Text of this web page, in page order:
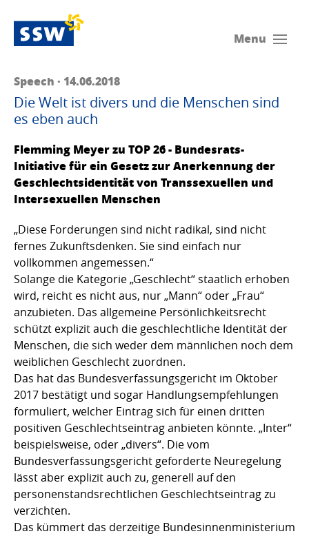
Menu
Speech · 14.06.2018
Die Welt ist divers und die Menschen sind
es eben auch
Flemming Meyer zu TOP 26 - Bundesrats-
Initiative für ein Gesetz zur Anerkennung der
Geschlechtsidentität von Transsexuellen und
Intersexuellen Menschen
„Diese Forderungen sind nicht radikal, sind nicht
fernes Zukunftsdenken. Sie sind einfach nur
vollkommen angemessen.“
Solange die Kategorie „Geschlecht“ staatlich erhoben
wird, reicht es nicht aus, nur „Mann“ oder „Frau“
anzubieten. Das allgemeine Persönlichkeitsrecht
schützt explizit auch die geschlechtliche Identität der
Menschen, die sich weder dem männlichen noch dem
weiblichen Geschlecht zuordnen.
Das hat das Bundesverfassungsgericht im Oktober
2017 bestätigt und sogar Handlungsempfehlungen
formuliert, welcher Eintrag sich für einen dritten
positiven Geschlechtseintrag anbieten könnte. „Inter“
beispielsweise, oder „divers“. Die vom
Bundesverfassungsgericht geforderte Neuregelung
lässt aber explizit auch zu, generell auf den
personenstandsrechtlichen Geschlechtseintrag zu
verzichten.
Das kümmert das derzeitige Bundesinnenministerium